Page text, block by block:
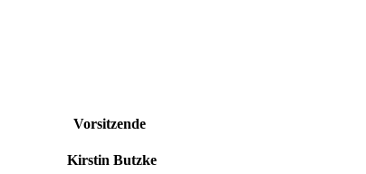
Vorsitzende
Kirstin Butzke